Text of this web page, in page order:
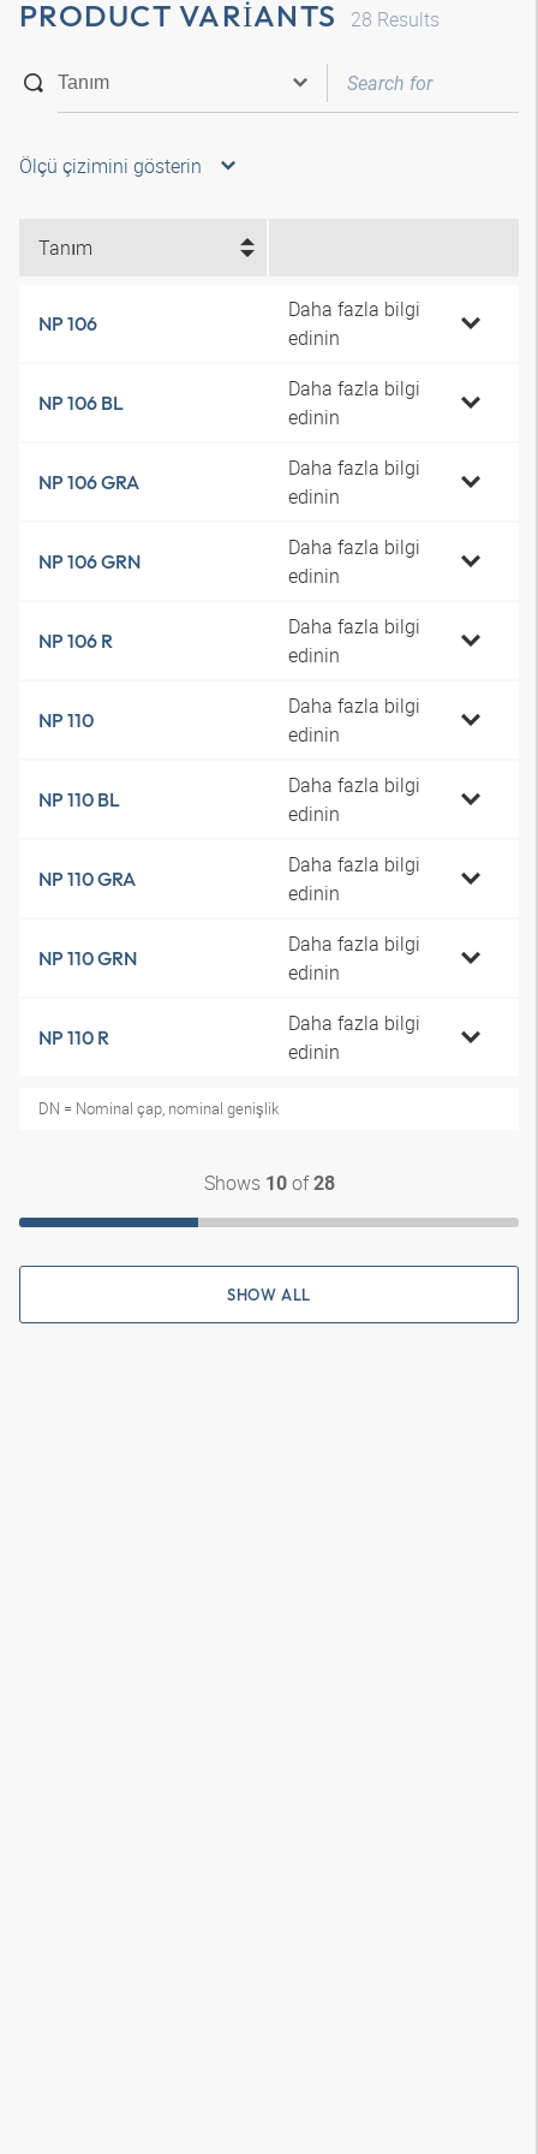
PRODUCT VARIANTS 28 Results
Ölçü çizimini gösterin
Tanım
NP 106
Daha fazla bilgi
edinin
NP 106 BL
Daha fazla bilgi
edinin
NP 106 GRA
Daha fazla bilgi
edinin
NP 106 GRN
Daha fazla bilgi
edinin
NP 106 R
Daha fazla bilgi
edinin
NP 110
Daha fazla bilgi
edinin
NP 110 BL
Daha fazla bilgi
edinin
NP 110 GRA
Daha fazla bilgi
edinin
NP 110 GRN
Daha fazla bilgi
edinin
NP 110 R
Daha fazla bilgi
edinin
DN = Nominal çap, nominal genişlik
Shows 10of28
SHOW ALL